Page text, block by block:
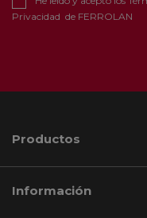
Privacidad de FERROLAN
Productos
Información